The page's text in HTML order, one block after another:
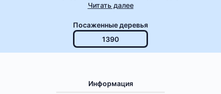
Читать далее
Посаженные деревья
1390
Информация